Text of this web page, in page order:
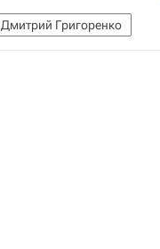
Дмитрий Григоренко